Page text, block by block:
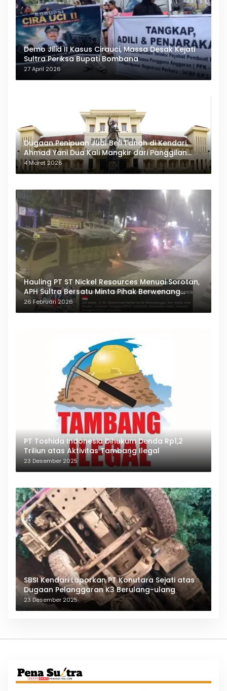
Demo Jilid II Kasus Cirauci, Massa Desak Kejati
Sultra Periksa Bupati Bombana
27 April 2026
Dugaan Penipuan Jual Beli Tanah di Kendari,
Ahmad Yani Dua Kali Mangkir dari Panggilan
Polda Sultra
4 Maret 2026
Hauling PT ST Nickel Resources Menuai Sorotan,
APH Sultra Bersatu Minta Pihak Berwenang
Bertindak
26 Februari 2026
PT Toshida Indonesia Dihukum Denda Rp1,2
Triliun atas Aktivitas Tambang Ilegal
23 Desember 2025
SBSI Kendari Laporkan PT Konutara Sejati atas
Dugaan Pelanggaran K3 Berulang-ulang
23 Desember 2025